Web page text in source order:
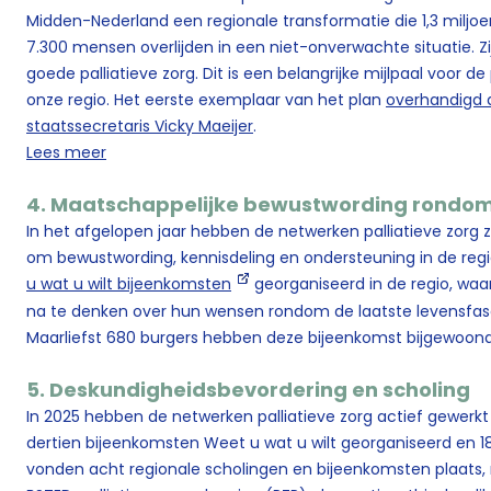
Midden-Nederland een regionale transformatie die 1,3
7.300 mensen overlijden in een niet-onverwachte situatie.
goede palliatieve zorg. Dit is een belangrijke mijlpaal voor
onze regio. Het eerste exemplaar van het plan overhandigd
staatssecretaris Vicky Maeijer.
Lees meer
4. Maatschappelijke bewustwording
In het afgelopen jaar hebben de netwerken palliatieve zorg
om bewustwording, kennisdeling en ondersteuning in de
u wat u wilt bijeenkomsten
georganiseerd in de regio,
na te denken over hun wensen rondom de laatste
Maarliefst 680 burgers hebben deze bijeenkomst
5. Deskundigheidsbevordering en scholing
In 2025 hebben de netwerken palliatieve zorg actief
dertien bijeenkomsten Weet u wat u wilt georganiseerd en
vonden acht regionale scholingen en bijeenkomsten